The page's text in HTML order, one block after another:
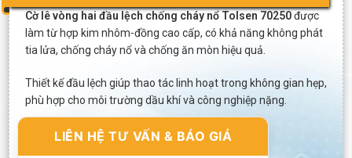
Cờ lê vòng hai đầu lệch chống cháy nổ Tolsen 70250được
làm từ hợp kim nhôm-đồng cao cấp, có khả năng không phát
tia lửa, chống cháy nổ và chống ăn mòn hiệu quả.
Thiết kế đầu lệch giúp thao tác linh hoạt trong không gian hẹp,
phù hợp cho môi trường dầu khí và công nghiệp nặng.
LIÊN HỆ TƯ VẤN & BÁO GIÁ